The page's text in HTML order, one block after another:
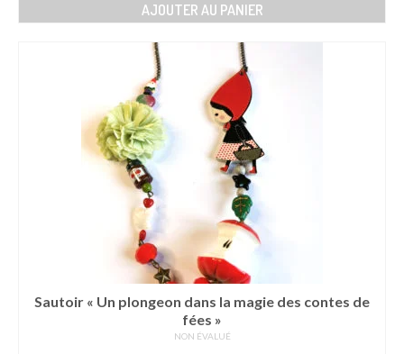
AJOUTER AU PANIER
Sautoir « Un plongeon dans la magie des contes de
fées »
NON ÉVALUÉ